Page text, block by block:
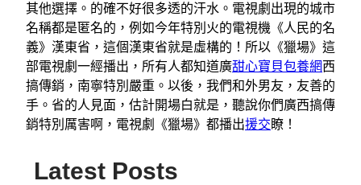
其他選擇。的確不好很多透的汗水。電視劇出現的城市
名稱都是匿名的，例如今年特別火的電視機《人民的名
義》漢東省，這個漢東省就是虛構的！所以《獵場》這
部電視劇一經播出，所有人都知道廣甜心寶貝包養網西
搞傳銷，南寧特別嚴重。以後，我們和外男友，友善的
手。省的人見面，估計開場白就是，聽說你們廣西搞傳
銷特別厲害啊，電視劇《獵場》都播出援交瞭！
Latest Posts